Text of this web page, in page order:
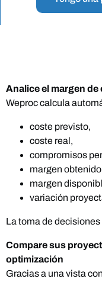
Analice el margen
Weproc calcula
coste previsto,
coste real,
compromisos
margen
margen
variación
La toma de
Compare sus
optimización
Gracias a una vista